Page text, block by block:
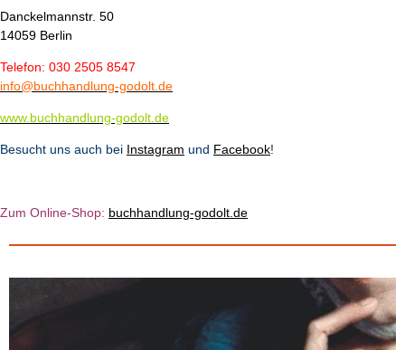
Danckelmannstr. 50
14059 Berlin
Telefon: 030 2505 8547
info@buchhandlung-godolt.de
www.buchhandlung-godolt.de
Besucht uns auch bei Instagram und Facebook!
Zum Online-Shop: buchhandlung-godolt.de